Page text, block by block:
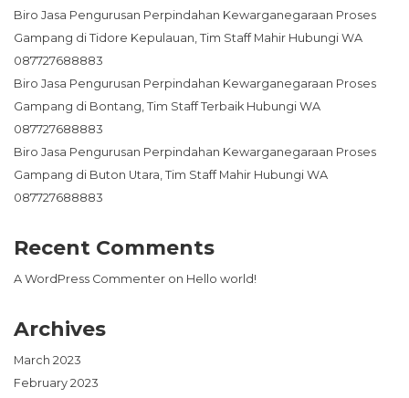
Biro Jasa Pengurusan Perpindahan Kewarganegaraan Proses
Gampang di Tidore Kepulauan, Tim Staff Mahir Hubungi WA
087727688883
Biro Jasa Pengurusan Perpindahan Kewarganegaraan Proses
Gampang di Bontang, Tim Staff Terbaik Hubungi WA
087727688883
Biro Jasa Pengurusan Perpindahan Kewarganegaraan Proses
Gampang di Buton Utara, Tim Staff Mahir Hubungi WA
087727688883
Recent Comments
A WordPress Commenter on Hello world!
Archives
March 2023
February 2023